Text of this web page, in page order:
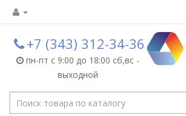
+7 (343) 312-34-36
пн-пт с 9:00 до 18:00 сб,вс -
выходной